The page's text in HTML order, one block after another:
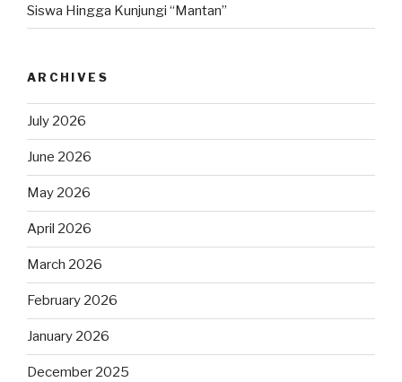
Siswa Hingga Kunjungi “Mantan”
ARCHIVES
July 2026
June 2026
May 2026
April 2026
March 2026
February 2026
January 2026
December 2025